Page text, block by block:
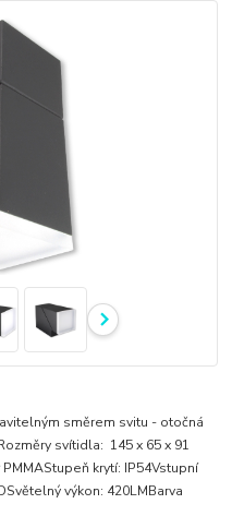
směrem svitu - otočná
svítidla: 145 x 65 x 91
krytí: IP54Vstupní
výkon: 420LMBarva